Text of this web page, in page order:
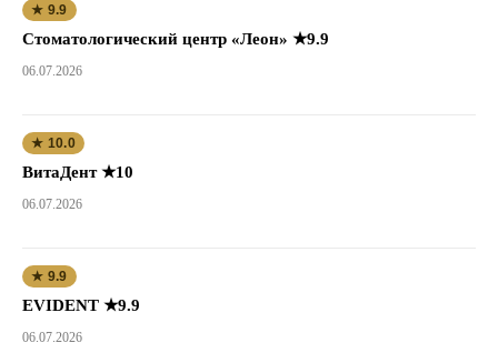
★ 9.9
Стоматологический центр «Леон» ★9.9
06.07.2026
★ 10.0
ВитаДент ★10
06.07.2026
★ 9.9
EVIDENT ★9.9
06.07.2026